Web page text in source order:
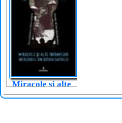
care au stat în
spatele lor
Miracole și alte
întâmplări
incredibile din